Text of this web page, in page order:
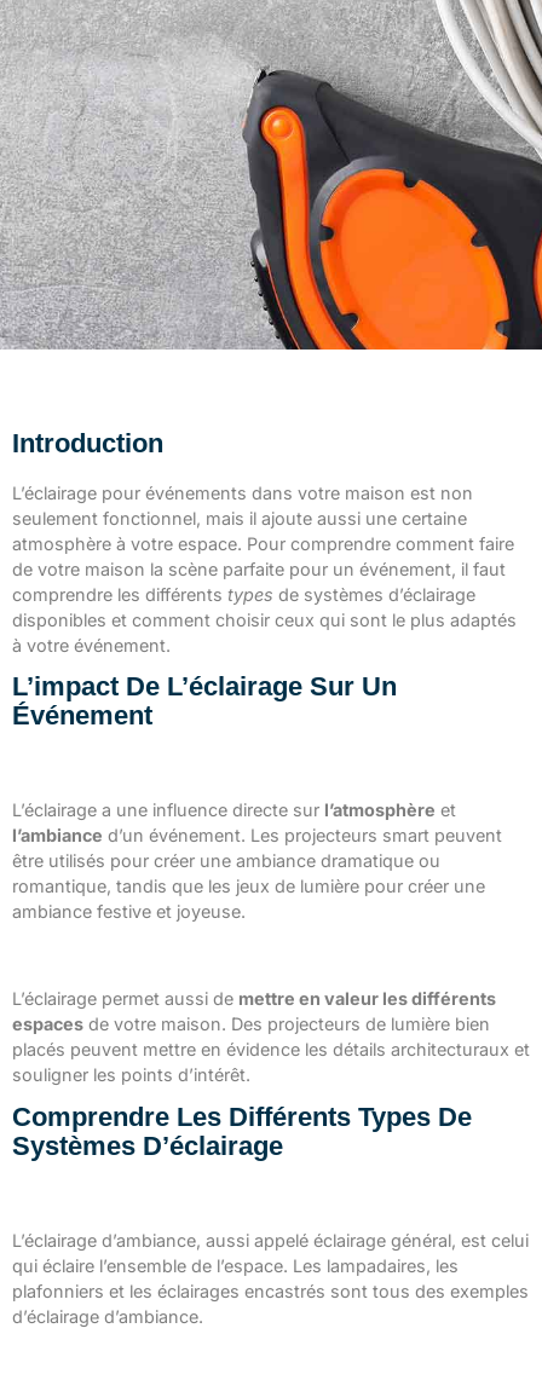
Introduction
L’éclairage pour événements dans votre maison est non
seulement fonctionnel, mais il ajoute aussi une certaine
atmosphère à votre espace. Pour comprendre comment faire
de votre maison la scène parfaite pour un événement, il faut
comprendre les différents types de systèmes d’éclairage
disponibles et comment choisir ceux qui sont le plus adaptés
à votre événement.
L’impact De L’éclairage Sur Un
Événement
L’éclairage a une influence directe sur l’atmosphère et
l’ambiance d’un événement. Les projecteurs smart peuvent
être utilisés pour créer une ambiance dramatique ou
romantique, tandis que les jeux de lumière pour créer une
ambiance festive et joyeuse.
L’éclairage permet aussi de mettre en valeur les différents
espaces de votre maison. Des projecteurs de lumière bien
placés peuvent mettre en évidence les détails architecturaux et
souligner les points d’intérêt.
Comprendre Les Différents Types De
Systèmes D’éclairage
L’éclairage d’ambiance, aussi appelé éclairage général, est celui
qui éclaire l’ensemble de l’espace. Les lampadaires, les
plafonniers et les éclairages encastrés sont tous des exemples
d’éclairage d’ambiance.